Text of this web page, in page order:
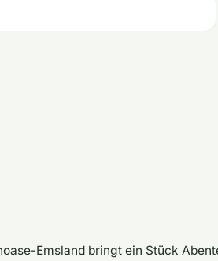
Emsland bringt ein Stück